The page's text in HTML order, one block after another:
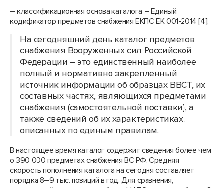
– классификационная основа каталога – Единый
кодификатор предметов снабжения ЕКПС ЕК 001-2014 [4].
На сегодняшний день каталог предметов
снабжения Вооруженных сил Российской
Федерации – это единственный наиболее
полный и нормативно закрепленный
источник информации об образцах ВВСТ, их
составных частях, являющихся предметами
снабжения (самостоятельной поставки), а
также сведений об их характеристиках,
описанных по единым правилам.
В настоящее время каталог содержит сведения более чем
о 390 000 предметах снабжения ВС РФ. Средняя
скорость пополнения каталога на сегодня составляет
порядка 8–9 тыс. позиций в год. Для сравнения,